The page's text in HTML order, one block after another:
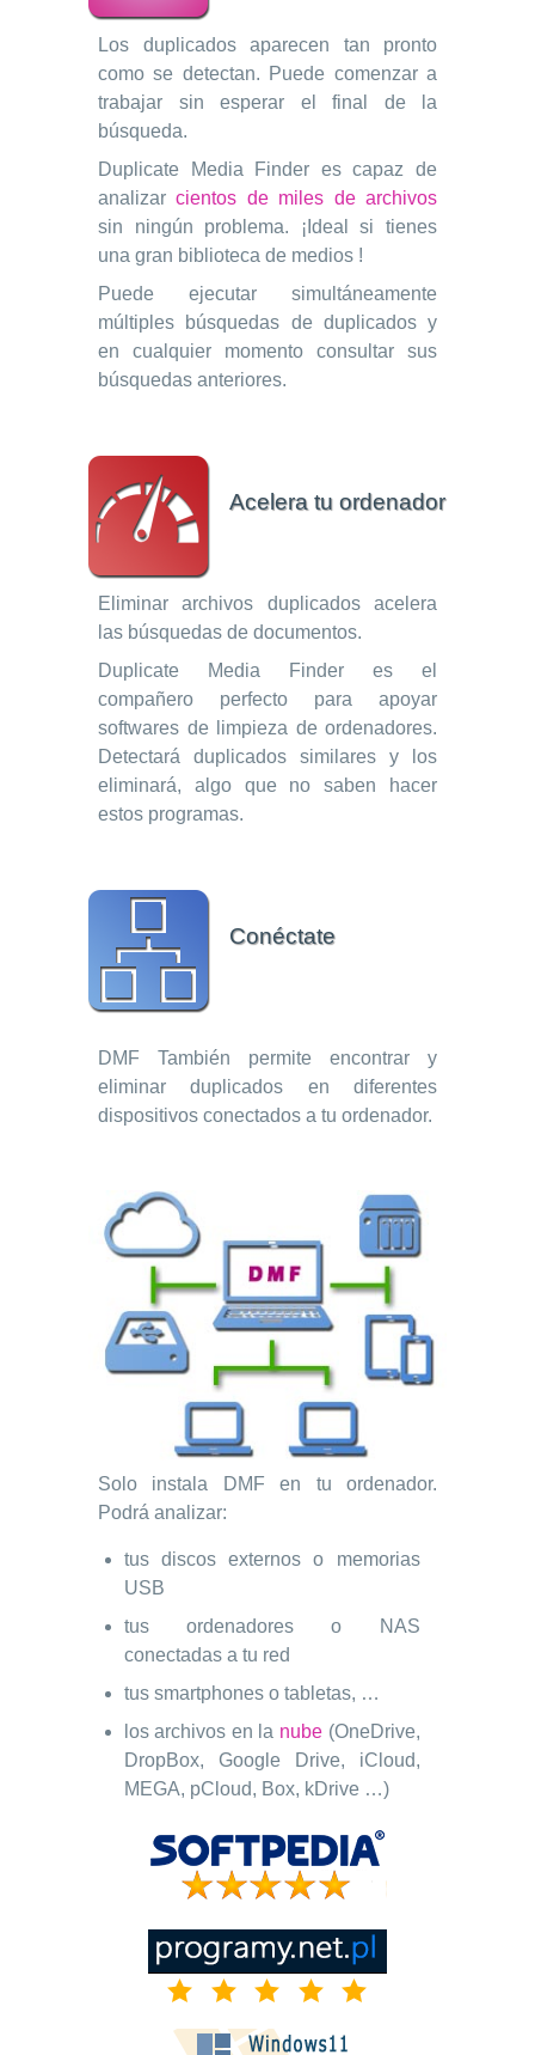
Los duplicados aparecen tan pronto
como se detectan. Puede comenzar a
trabajar sin esperar el final de la
búsqueda.
Duplicate Media Finder es capaz de
analizarcientos de miles de archivos
sin ningún problema. ¡Ideal si tienes
una gran biblioteca de medios !
Puede ejecutar simultáneamente
múltiples búsquedas de duplicados y
en cualquier momento consultar sus
búsquedas anteriores.
Acelera tu ordenador
Eliminar archivos duplicados acelera
las búsquedas de documentos.
Duplicate Media Finder es el
compañero perfecto para apoyar
softwares de limpieza de ordenadores.
Detectará duplicados similares y los
eliminará, algo que no saben hacer
estos programas.
Conéctate
DMF También permite encontrar y
eliminar duplicados en diferentes
dispositivos conectados a tu ordenador.
Solo instala DMF en tu ordenador.
Podrá analizar:
tus discos externos o memorias
USB
tus ordenadores o NAS
conectadas a tu red
tus smartphones o tabletas, …
los archivos en la nube (OneDrive,
DropBox, Google Drive, iCloud,
MEGA, pCloud, Box, kDrive …)